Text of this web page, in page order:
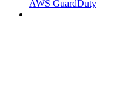
AWS GuardDuty